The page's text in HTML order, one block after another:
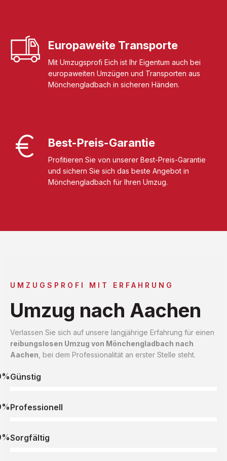
Europaweite Transporte
Mit Umzugsprofi Eich ist Ihr Eigentum auch bei
europaweiten Umzügen und Transporten aus
Mönchengladbach in sicheren Händen.
Best-Preis-Garantie
Profitieren Sie von unserer Best-Preis-Garantie
und sichern Sie sich das beste Angebot in
Mönchengladbach für Ihren Umzug.
UMZUGSPROFI MIT ERFAHRUNG
Umzug nach Aachen
Verlassen Sie sich auf unsere langjährige Erfahrung für einen
reibungslosen Umzug von Mönchengladbach nach
Aachen , bei dem Professionalität an erster Stelle steht.
Günstig
Professionell
Sorgfältig